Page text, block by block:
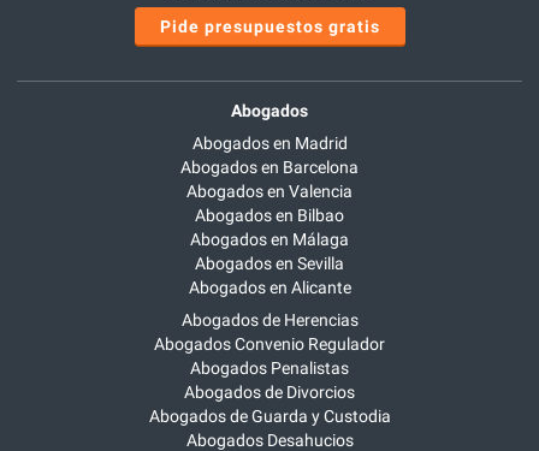
Pide presupuestos gratis
Abogados
Abogados en Madrid
Abogados en Barcelona
Abogados en Valencia
Abogados en Bilbao
Abogados en Málaga
Abogados en Sevilla
Abogados en Alicante
Abogados de Herencias
Abogados Convenio Regulador
Abogados Penalistas
Abogados de Divorcios
Abogados de Guarda y Custodia
Abogados Desahucios